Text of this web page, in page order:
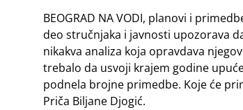
BEOGRAD NA VODI, planovi i
deo stručnjaka i javnosti upozorava
nikakva analiza koja opravdava
trebalo da usvoji krajem godine
podnela brojne primedbe. Koje će
Priča Biljane Djogić.